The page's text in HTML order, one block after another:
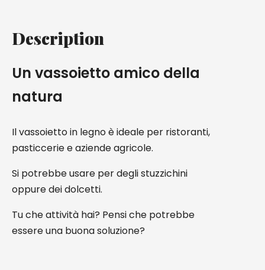
Description
Un vassoietto amico della
natura
Il vassoietto in legno è ideale per ristoranti,
pasticcerie e aziende agricole.
Si potrebbe usare per degli stuzzichini
oppure dei dolcetti.
Tu che attività hai? Pensi che potrebbe
essere una buona soluzione?